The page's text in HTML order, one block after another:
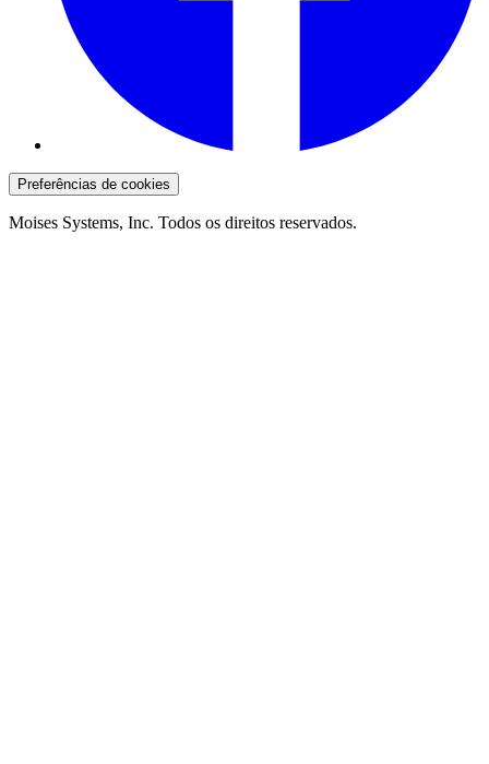
Preferências de cookies
Moises Systems, Inc. Todos os direitos reservados.